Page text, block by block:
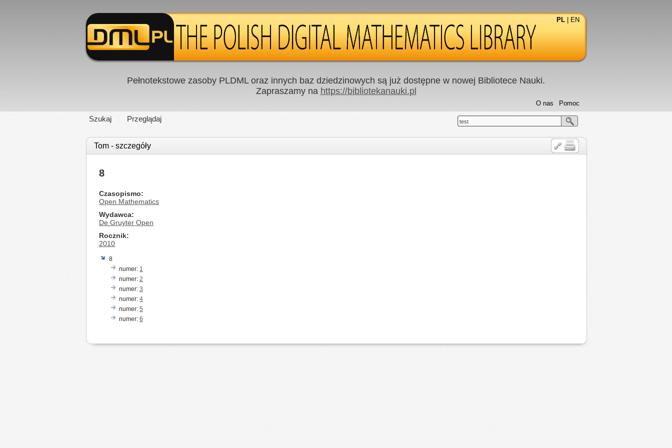
PL EN
Pełnotekstowe zasoby PLDML oraz innych baz dziedzinowych są już dostępne w nowej Bibliotece Nauki.
Zapraszamy na https://bibliotekanauki.pl
Szukaj Przeglądaj
Pomoc
O nas
test
Tom - szczegóły
8
Czasopismo
Open Mathematics
Wydawca
De Gruyter Open
Rocznik
2010
8
numer: 1
numer: 2
numer: 3
numer: 4
numer: 5
numer: 6